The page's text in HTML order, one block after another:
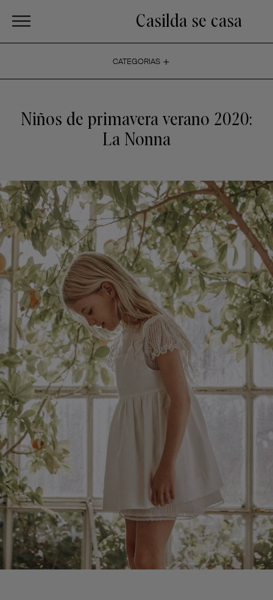
Casilda se casa
CATEGORIAS +
Niños de primavera verano 2020:
La Nonna